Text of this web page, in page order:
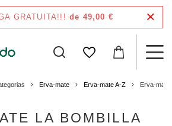
GRATUITA!!! de 49,00 €
Erva-mate Erva-mate A-Z Erva-mate
LA BOMBILLA